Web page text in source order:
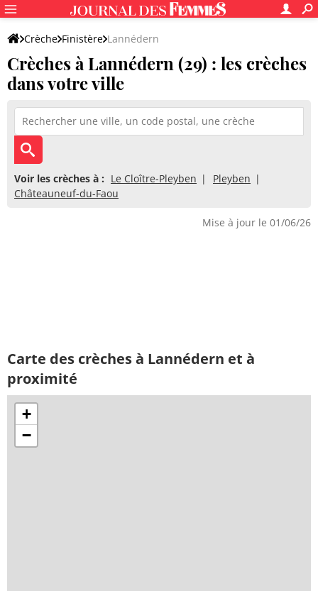
Crèche Finistère Lannédern
Crèches à Lannédern (29) : les crèches
dans votre ville
Voir les crèches à : Le Cloître-Pleyben
Pleyben
Châteauneuf-du-Faou
Mise à jour le 01/06/26
Carte des crèches à Lannédern et à
proximité
+
−